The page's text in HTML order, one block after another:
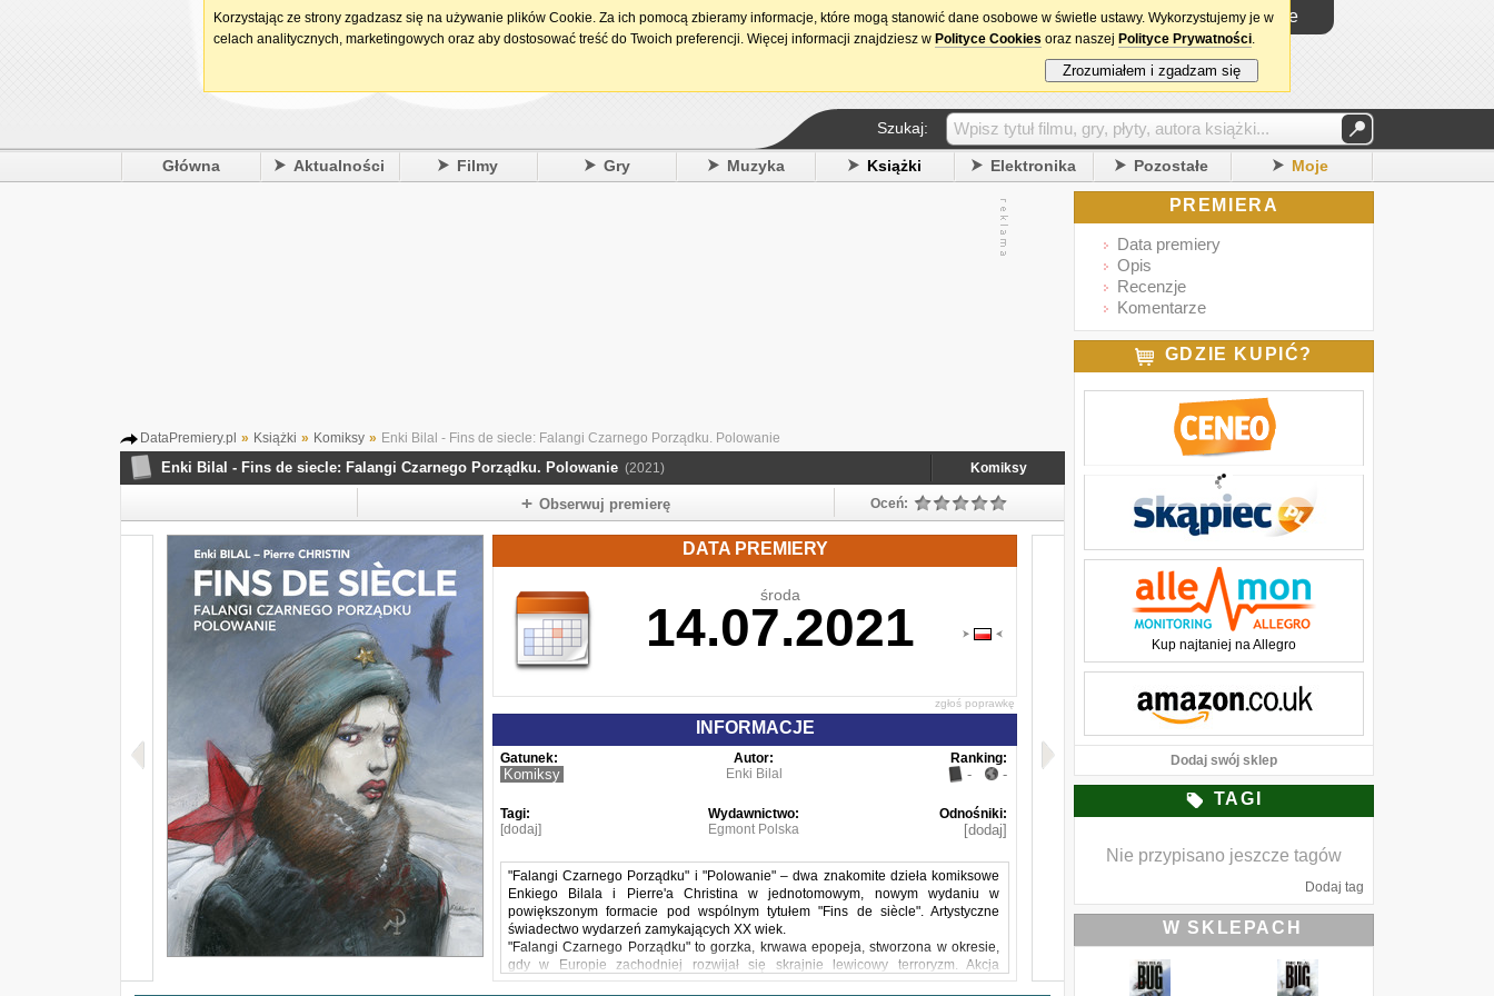
15. urodziny DataPremiery.pl Logowanie
Szukaj:
Główna Aktualności Filmy Gry Muzyka Książki Elektronika Pozostałe Moje
DataPremiery.pl » Książki » Komiksy » Enki Bilal - Fins de siecle: Falangi Czarnego Porządku. Polowanie
Enki Bilal - Fins de siecle: Falangi Czarnego Porządku. Polowanie (2021) Komiksy
Obserwuj premierę Oceń:
DATA PREMIERY
środa
14.07.2021
zgłoś poprawkę
INFORMACJE
Gatunek:
Komiksy
Autor:
Enki Bilal
Ranking:
- -
Tagi:
[dodaj]
Wydawnictwo:
Egmont Polska
Odnośniki:
[dodaj]
"Falangi Czarnego Porządku" i "Polowanie" – dwa znakomite dzieła komiksowe
Enkiego Bilala i Pierre'a Christina w jednotomowym, nowym wydaniu w
powiększonym formacie pod wspólnym tytułem "Fins de siècle". Artystyczne
świadectwo wydarzeń zamykających XX wiek.
"Falangi Czarnego Porządku" to gorzka, krwawa epopeja, stworzona w okresie,
gdy w Europie zachodniej rozwijał się skrajnie lewicowy terroryzm. Akcja
opowieści dzieje się w 1979 roku, czterdzieści lat po zakończeniu wojny
PREMIERA
Data premiery
Opis
Recenzje
Komentarze
GDZIE KUPIĆ?
Kup najtaniej na Allegro
Dodaj swój sklep
TAGI
Nie przypisano jeszcze tagów
Dodaj tag
W SKLEPACH
Korzystając ze strony zgadzasz się na używanie plików Cookie. Za ich pomocą zbieramy informacje, które mogą stanowić dane osobowe w świetle ustawy. Wykorzystujemy je w
celach analitycznych, marketingowych oraz aby dostosować treść do Twoich preferencji. Więcej informacji znajdziesz w Polityce Cookies oraz naszej Polityce Prywatności.
Zrozumiałem i zgadzam się